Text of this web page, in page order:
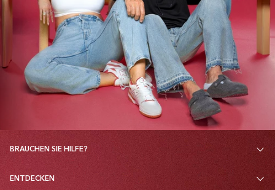
BRAUCHEN SIE HILFE?
ENTDECKEN